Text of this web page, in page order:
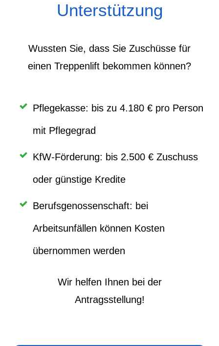
Unterstützung
Wussten Sie, dass Sie Zuschüsse für
einen Treppenlift bekommen können?
Pflegekasse: bis zu 4.180 € pro Person
mit Pflegegrad
KfW-Förderung: bis 2.500 € Zuschuss
oder günstige Kredite
Berufsgenossenschaft: bei
Arbeitsunfällen können Kosten
übernommen werden
Wir helfen Ihnen bei der
Antragsstellung!